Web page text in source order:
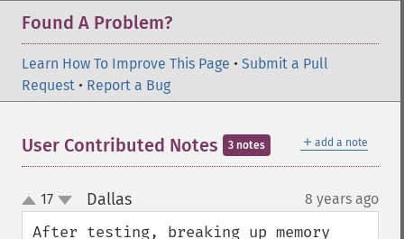
Found A Problem?
Learn How To Improve This Page • Submit a Pull
Request • Report a Bug
＋ add a note
User Contributed Notes 3 notes
up
down
17 Dallas¶ 8 years ago
After testing, breaking up memory